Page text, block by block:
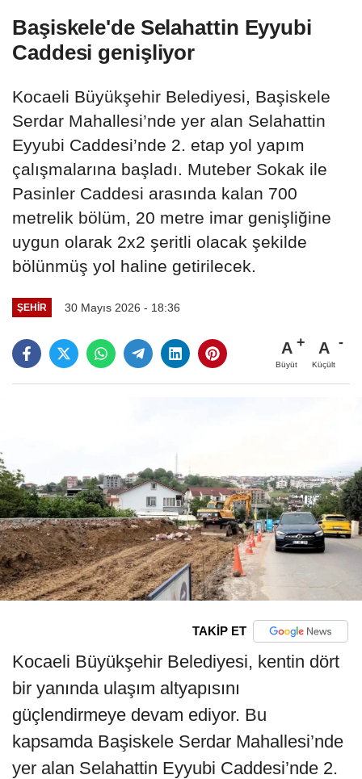
Başiskele'de Selahattin Eyyubi
Caddesi genişliyor
Kocaeli Büyükşehir Belediyesi, Başiskele
Serdar Mahallesi’nde yer alan Selahattin
Eyyubi Caddesi’nde 2. etap yol yapım
çalışmalarına başladı. Muteber Sokak ile
Pasinler Caddesi arasında kalan 700
metrelik bölüm, 20 metre imar genişliğine
uygun olarak 2x2 şeritli olacak şekilde
bölünmüş yol haline getirilecek.
ŞEHIR 30 Mayıs 2026 - 18:36
A
Büyüt
A
Küçült
TAKİP ET
Kocaeli Büyükşehir Belediyesi, kentin dört
bir yanında ulaşım altyapısını
güçlendirmeye devam ediyor. Bu
kapsamda Başiskele Serdar Mahallesi’nde
yer alan Selahattin Eyyubi Caddesi’nde 2.